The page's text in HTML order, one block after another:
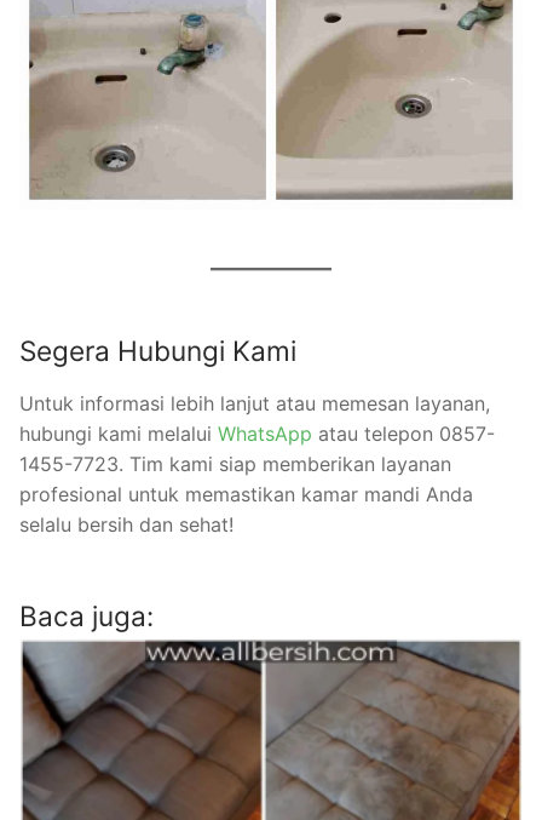
Segera Hubungi Kami
Untuk informasi lebih lanjut atau memesan layanan,
hubungi kami melalui WhatsApp atau telepon 0857-
1455-7723. Tim kami siap memberikan layanan
profesional untuk memastikan kamar mandi Anda
selalu bersih dan sehat!
Baca juga: